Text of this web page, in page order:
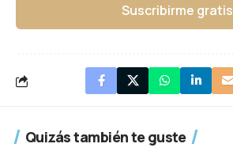
Suscribirme gratis
Quizás también te guste